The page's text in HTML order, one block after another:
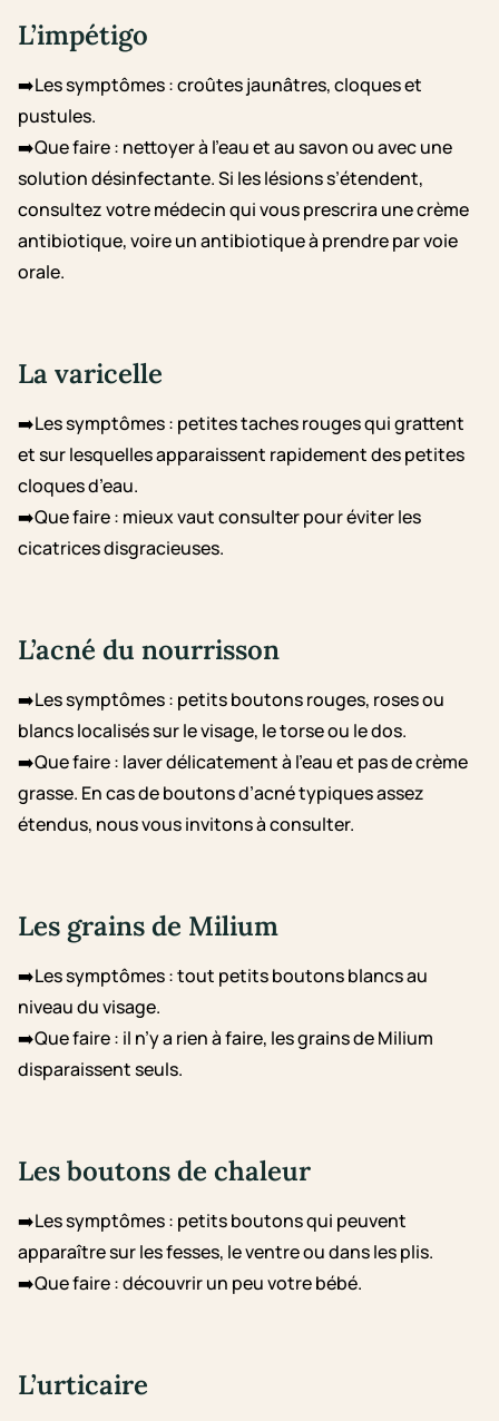
L’impétigo
➡️Les symptômes : croûtes jaunâtres, cloques et
pustules.
➡️Que faire : nettoyer à l’eau et au savon ou avec une
solution désinfectante. Si les lésions s’étendent,
consultez votre médecin qui vous prescrira une crème
antibiotique, voire un antibiotique à prendre par voie
orale.
La varicelle
➡️Les symptômes : petites taches rouges qui grattent
et sur lesquelles apparaissent rapidement des petites
cloques d’eau.
➡️Que faire : mieux vaut consulter pour éviter les
cicatrices disgracieuses.
L’acné du nourrisson
➡️Les symptômes : petits boutons rouges, roses ou
blancs localisés sur le visage, le torse ou le dos.
➡️Que faire : laver délicatement à l’eau et pas de crème
grasse. En cas de boutons d’acné typiques assez
étendus, nous vous invitons à consulter.
Les grains de Milium
➡️Les symptômes : tout petits boutons blancs au
niveau du visage.
➡️Que faire : il n’y a rien à faire, les grains de Milium
disparaissent seuls.
Les boutons de chaleur
➡️Les symptômes : petits boutons qui peuvent
apparaître sur les fesses, le ventre ou dans les plis.
➡️Que faire : découvrir un peu votre bébé.
L’urticaire